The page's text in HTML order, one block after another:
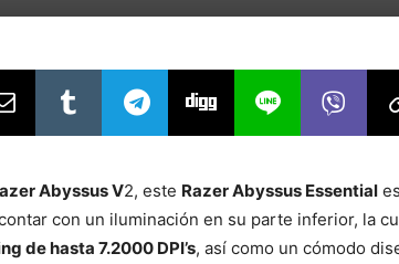
Abyssus V2, este Razer Abyssus Essential
con un iluminación en su parte inferior, la
de hasta 7.2000 DPI’s, así como un cómodo